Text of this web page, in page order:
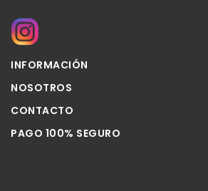
INFORMACIÓN
NOSOTROS
CONTACTO
PAGO 100% SEGURO